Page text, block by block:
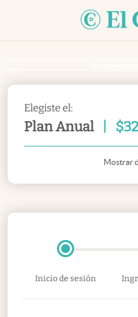
Elegiste el:
Plan Anual $
Mostrar
Inicio de sesión